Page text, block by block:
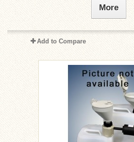
More
Add to Compare